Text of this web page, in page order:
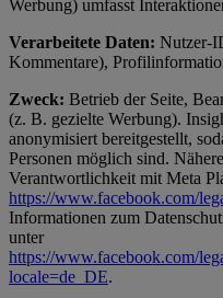
Werbung) umfasst
Verarbeitete Daten: Nutzer-
Kommentare),
Zweck: Betrieb der Seite,
(z. B. gezielte Werbung).
anonymisiert bereitgestellt,
Personen möglich sind.
Verantwortlichkeit mit Meta
https://www.facebook.com/
Informationen zum
unter
https://www.facebook.com/
locale=de_DE.